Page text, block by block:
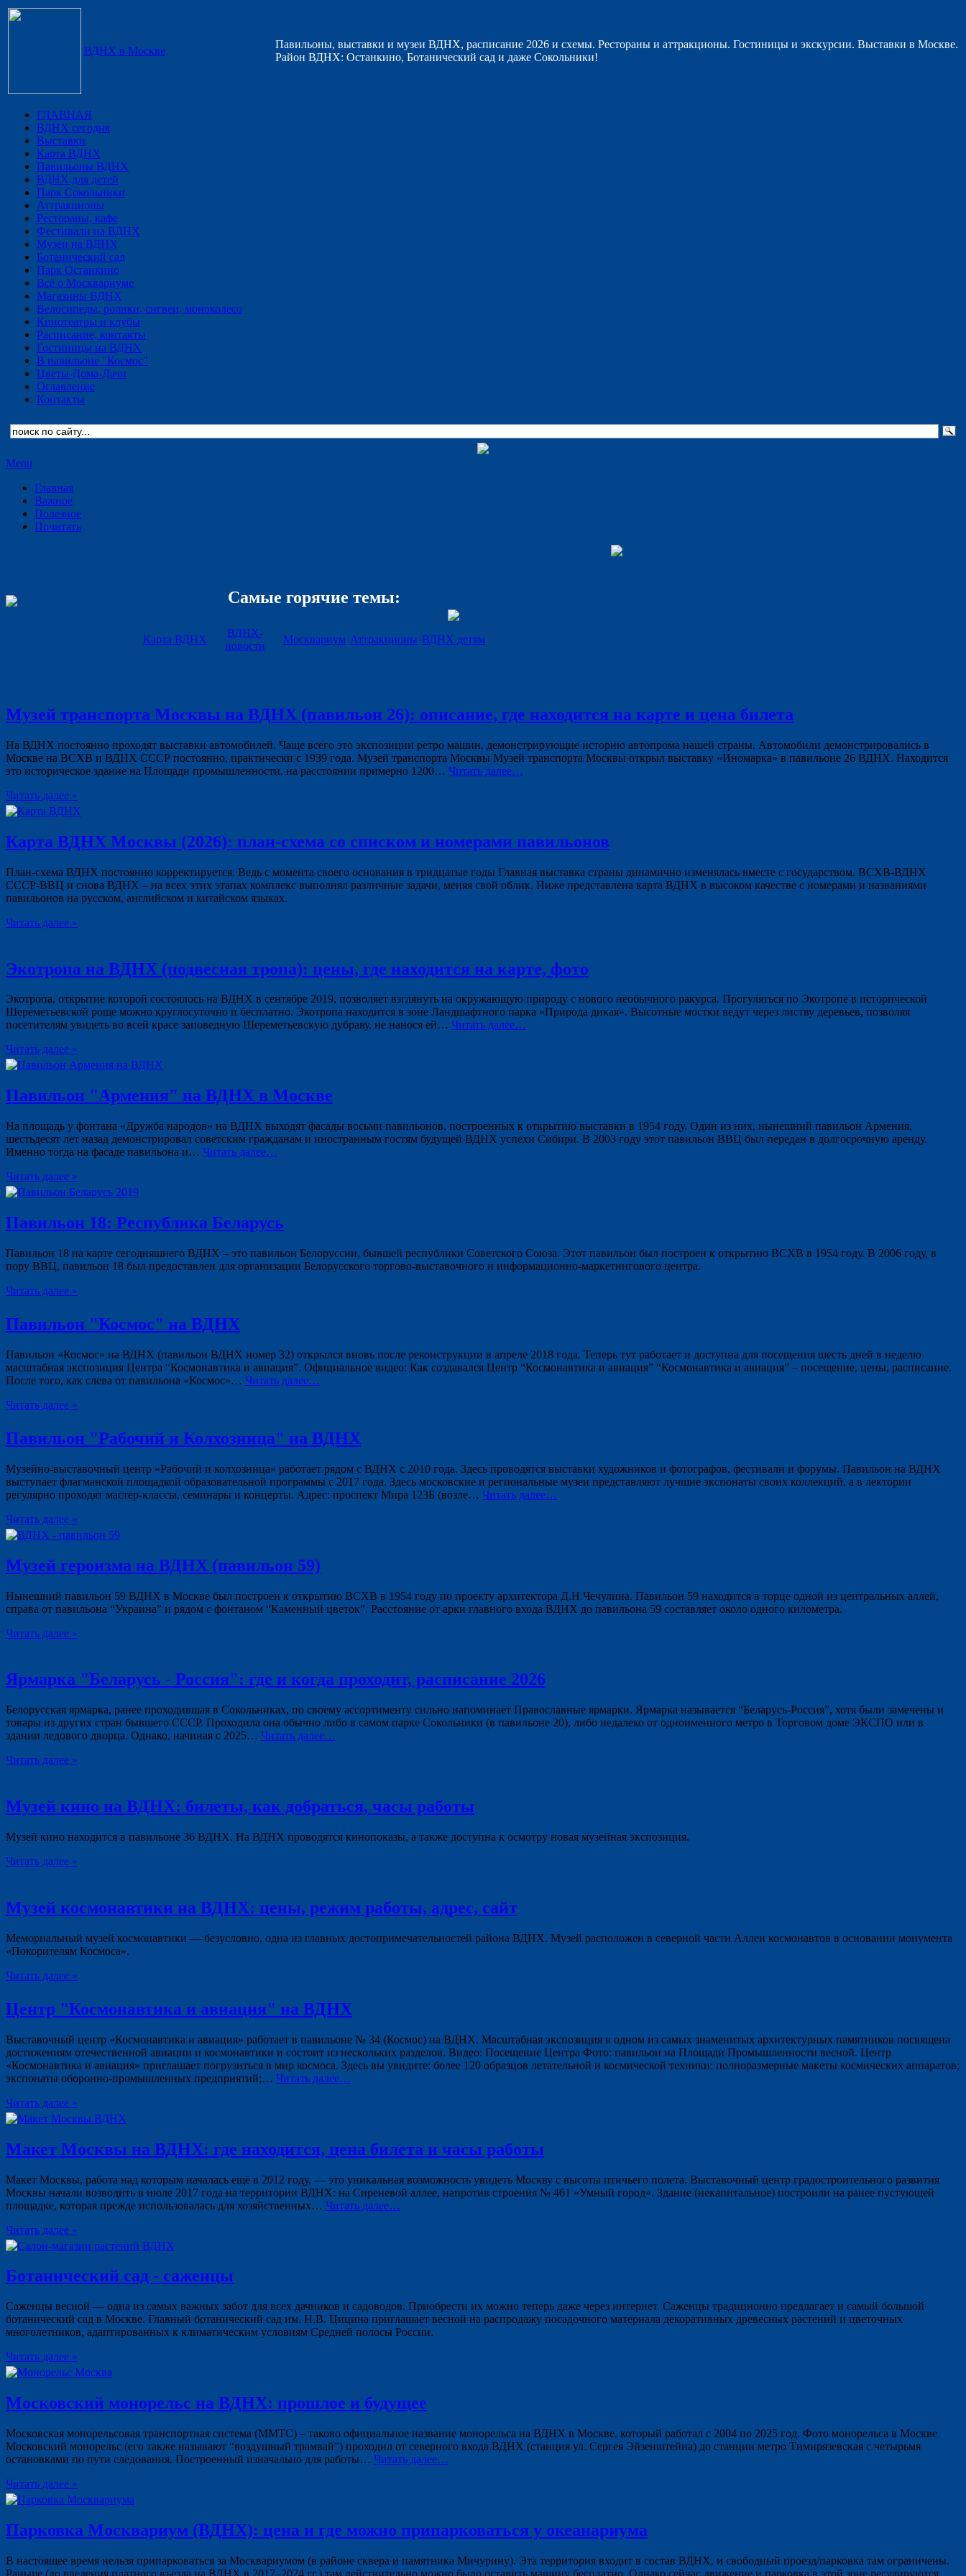
ВДНХ в Москве
Павильоны, выставки и музеи ВДНХ, расписание 2026 и схемы. Рестораны и аттракционы. Гостиницы и экскурсии. Выставки в Москве.
Район ВДНХ: Останкино, Ботанический сад и даже Сокольники!
ГЛАВНАЯ
ВДНХ сегодня
Выставки
Карта ВДНХ
Павильоны ВДНХ
ВДНХ для детей
Парк Сокольники
Аттракционы
Рестораны, кафе
Фестивали на ВДНХ
Музеи на ВДНХ
Ботанический сад
Парк Останкино
Всё о Москвариуме
Магазины ВДНХ
Велосипеды, ролики, сигвеи, моноколесо
Кинотеатры и клубы
Расписание, контакты
Гостиницы на ВДНХ
В павильоне "Космос"
Цветы-Дома-Дачи
Оглавление
Контакты
Menu
Главная
Важное
Полезное
Почитать
Самые горячие темы:
Карта ВДНХ
ВДНХ-
новости
Москвариум Аттракционы ВДНХ детям
Музей транспорта Москвы на ВДНХ (павильон 26): описание, где находится на карте и цена билета
На ВДНХ постоянно проходят выставки автомобилей. Чаще всего это экспозиции ретро машин, демонстрирующие историю автопрома нашей страны. Автомобили демонстрировались в
Москве на ВСХВ и ВДНХ СССР постоянно, практически с 1939 года. Музей транспорта Москвы Музей транспорта Москвы открыл выставку «Иномарка» в павильоне 26 ВДНХ. Находится
это историческое здание на Площади промышленности, на расстоянии примерно 1200… Читать далее…
Читать далее »
Карта ВДНХ Москвы (2026): план-схема со списком и номерами павильонов
План-схема ВДНХ постоянно корректируется. Ведь с момента своего основания в тридцатые годы Главная выставка страны динамично изменялась вместе с государством. ВСХВ-ВДНХ
СССР-ВВЦ и снова ВДНХ – на всех этих этапах комплекс выполнял различные задачи, меняя свой облик. Ниже представлена карта ВДНХ в высоком качестве с номерами и названиями
павильонов на русском, английском и китайском языках.
Читать далее »
Экотропа на ВДНХ (подвесная тропа): цены, где находится на карте, фото
Экотропа, открытие которой состоялось на ВДНХ в сентябре 2019, позволяет взглянуть на окружающую природу с нового необычного ракурса. Прогуляться по Экотропе в исторической
Шереметьевской роще можно круглосуточно и бесплатно. Экотропа находится в зоне Ландшафтного парка «Природа дикая». Высотные мостки ведут через листву деревьев, позволяя
посетителям увидеть во всей красе заповедную Шереметьевскую дубраву, не нанося ей… Читать далее…
Читать далее »
Павильон "Армения" на ВДНХ в Москве
На площадь у фонтана «Дружба народов» на ВДНХ выходят фасады восьми павильонов, построенных к открытию выставки в 1954 году. Один из них, нынешний павильон Армения,
шестьдесят лет назад демонстрировал советским гражданам и иностранным гостям будущей ВДНХ успехи Сибири. В 2003 году этот павильон ВВЦ был передан в долгосрочную аренду.
Именно тогда на фасаде павильона и… Читать далее…
Читать далее »
Павильон 18: Республика Беларусь
Павильон 18 на карте сегодняшнего ВДНХ – это павильон Белоруссии, бывшей республики Советского Союза. Этот павильон был построен к открытию ВСХВ в 1954 году. В 2006 году, в
пору ВВЦ, павильон 18 был предоставлен для организации Белорусского торгово-выставочного и информационно-маркетингового центра.
Читать далее »
Павильон "Космос" на ВДНХ
Павильон «Космос» на ВДНХ (павильон ВДНХ номер 32) открылся вновь после реконструкции в апреле 2018 года. Теперь тут работает и доступна для посещения шесть дней в неделю
масштабная экспозиция Центра “Космонавтика и авиация”. Официальное видео: Как создавался Центр “Космонавтика и авиация” “Космонавтика и авиация” – посещение, цены, расписание.
После того, как слева от павильона «Космос»… Читать далее…
Читать далее »
Павильон "Рабочий и Колхозница" на ВДНХ
Музейно-выставочный центр «Рабочий и колхозница» работает рядом с ВДНХ с 2010 года. Здесь проводятся выставки художников и фотографов, фестивали и форумы. Павильон на ВДНХ
выступает флагманской площадкой образовательной программы с 2017 года. Здесь московские и региональные музеи представляют лучшие экспонаты своих коллекций, а в лектории
регулярно проходят мастер‑классы, семинары и концерты. Адрес: проспект Мира 123Б (возле… Читать далее…
Читать далее »
Музей героизма на ВДНХ (павильон 59)
Нынешний павильон 59 ВДНХ в Москве был построен к открытию ВСХВ в 1954 году по проекту архитектора Д.Н.Чечулина. Павильон 59 находится в торце одной из центральных аллей,
справа от павильона “Украина” и рядом с фонтаном “Каменный цветок”. Расстояние от арки главного входа ВДНХ до павильона 59 составляет около одного километра.
Читать далее »
Ярмарка "Беларусь - Россия": где и когда проходит, расписание 2026
Белорусская ярмарка, ранее проходившая в Сокольниках, по своему ассортименту сильно напоминает Православные ярмарки. Ярмарка называется “Беларусь-Россия”, хотя были замечены и
товары из других стран бывшего СССР. Проходила она обычно либо в самом парке Сокольники (в павильоне 20), либо недалеко от одноименного метро в Торговом доме ЭКСПО или в
здании ледового дворца. Однако, начиная с 2025… Читать далее…
Читать далее »
Музей кино на ВДНХ: билеты, как добраться, часы работы
Музей кино находится в павильоне 36 ВДНХ. На ВДНХ проводятся кинопоказы, а также доступна к осмотру новая музейная экспозиция.
Читать далее »
Музей космонавтики на ВДНХ: цены, режим работы, адрес, сайт
Мемориальный музей космонавтики — безусловно, одна из главных достопримечательностей района ВДНХ. Музей расположен в северной части Аллеи космонавтов в основании монумента
«Покорителям Космоса».
Читать далее »
Центр "Космонавтика и авиация" на ВДНХ
Выставочный центр «Космонавтика и авиация» работает в павильоне № 34 (Космос) на ВДНХ. Масштабная экспозиция в одном из самых знаменитых архитектурных памятников посвящена
достижениям отечественной авиации и космонавтики и состоит из нескольких разделов. Видео: Посещение Центра Фото: павильон на Площади Промышленности весной. Центр
«Космонавтика и авиация» приглашает погрузиться в мир космоса. Здесь вы увидите: более 120 образцов летательной и космической техники; полноразмерные макеты космических аппаратов;
экспонаты оборонно‑промышленных предприятий;… Читать далее…
Читать далее »
Макет Москвы на ВДНХ: где находится, цена билета и часы работы
Макет Москвы, работа над которым началась ещё в 2012 году, — это уникальная возможность увидеть Москву с высоты птичьего полета. Выставочный центр градостроительного развития
Москвы начали возводить в июле 2017 года на территории ВДНХ: на Сиреневой аллее, напротив строения № 461 «Умный город». Здание (некапитальное) построили на ранее пустующей
площадке, которая прежде использовалась для хозяйственных… Читать далее…
Читать далее »
Ботанический сад - саженцы
Саженцы весной — одна из самых важных забот для всех дачников и садоводов. Приобрести их можно теперь даже через интернет. Саженцы традиционно предлагает и самый большой
ботанический сад в Москве. Главный ботанический сад им. Н.В. Цицина приглашает весной на распродажу посадочного материала декоративных древесных растений и цветочных
многолетников, адаптированных к климатическим условиям Средней полосы России.
Читать далее »
Московский монорельс на ВДНХ: прошлое и будущее
Московская монорельсовая транспортная система (ММТС) – таково официальное название монорельса на ВДНХ в Москве, который работал с 2004 по 2025 год. Фото монорельса в Москве
Московский монорельс (его также называют “воздушный трамвай”) проходил от северного входа ВДНХ (станция ул. Сергея Эйзенштейна) до станции метро Тимирязевская с четырьмя
остановками по пути следования. Построенный изначально для работы… Читать далее…
Читать далее »
Парковка Москвариум (ВДНХ): цена и где можно припарковаться у океанариума
В настоящее время нельзя припарковаться за Москвариумом (в районе сквера и памятника Мичурину). Эта территория входит в состав ВДНХ, и свободный проезд/парковка там ограничены.
Раньше (до введения платного въезда на ВДНХ в 2017–2024 гг.) там действительно можно было оставить машину бесплатно. Однако сейчас движение и парковка в этой зоне регулируются